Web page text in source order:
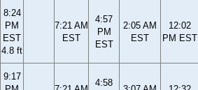
8:24
PM
EST
4.8 ft
7:21 AM
EST
4:57
PM
EST
2:05 AM
EST
12:02
PM EST
9:17
4:58